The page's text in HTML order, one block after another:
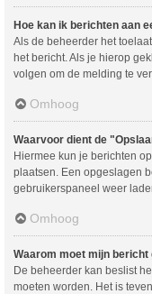
Hoe kan ik berichten aan
Als de beheerder het
het bericht. Als je hierop
volgen om de melding te
Omhoog
Waarvoor dient de
Hiermee kun je berichten
plaatsen. Een opgeslagen
gebruikerspaneel weer
Omhoog
Waarom moet mijn
De beheerder kan beslist
moeten worden. Het is